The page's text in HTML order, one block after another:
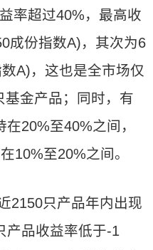
率超过40%，最高收
成份指数A)，其次为6
A)，这也是全市场仅
基金产品；同时，有
20%至40%之间，
10%至20%之间。
2150只产品年内出现
产品收益率低于-1